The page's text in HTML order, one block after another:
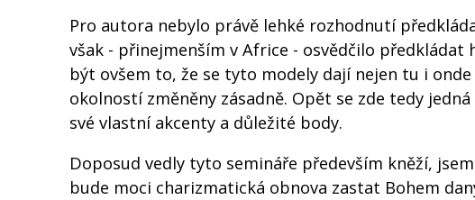
Pro autora nebylo právě lehké rozhodnutí
však - přinejmenším v Africe - osvědčilo
být ovšem to, že se tyto modely dají nejen tu i
okolností změněny zásadně. Opět se zde tedy
své vlastní akcenty a důležité body.
Doposud vedly tyto semináře především kněží,
bude moci charizmatická obnova zastat Bohem